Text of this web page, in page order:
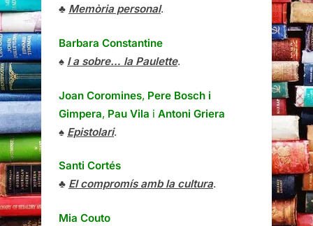
♣ Memòria personal.
Barbara Constantine
♠ I a sobre… la Paulette.
Joan Coromines, Pere Bosch i
Gimpera, Pau Vila i Antoni Griera
♠ Epistolari.
Santi Cortés
♣ El compromís amb la cultura.
Mia Couto